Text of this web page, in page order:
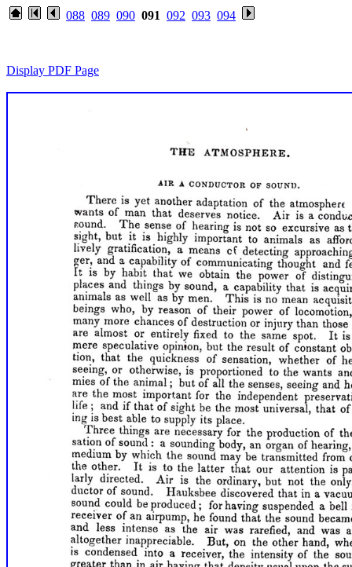
088 089 090 091 092 093 094
Display PDF Page